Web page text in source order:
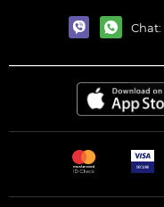
Chat: